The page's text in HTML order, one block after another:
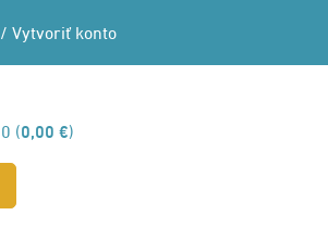
/ Vytvoriť konto
0 (0,00 €)